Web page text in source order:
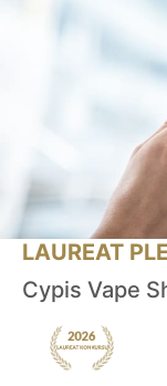
LAUREAT
Cypis Vape